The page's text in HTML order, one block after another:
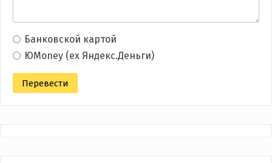
Банковской картой
ЮMoney (ex Яндекс.Деньги)